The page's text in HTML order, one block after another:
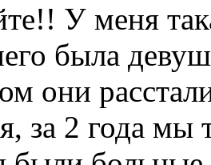
У меня
была
они
за 2 года мы